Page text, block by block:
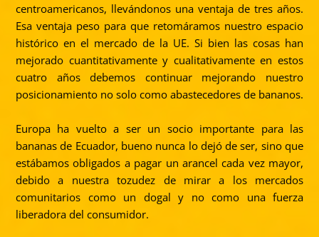
centroamericanos, llevándonos una ventaja de tres años.
Esa ventaja peso para que retomáramos nuestro espacio
histórico en el mercado de la UE. Si bien las cosas han
mejorado cuantitativamente y cualitativamente en estos
cuatro años debemos continuar mejorando nuestro
posicionamiento no solo como abastecedores de bananos.
Europa ha vuelto a ser un socio importante para las
bananas de Ecuador, bueno nunca lo dejó de ser, sino que
estábamos obligados a pagar un arancel cada vez mayor,
debido a nuestra tozudez de mirar a los mercados
comunitarios como un dogal y no como una fuerza
liberadora del consumidor.